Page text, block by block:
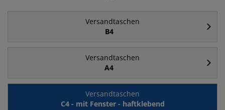
Versandtaschen
B4
Versandtaschen
A4
Versandtaschen
C4 - mit Fenster - haftklebend